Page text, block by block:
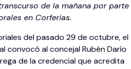
de la mañana por parte
en Corferias.
del pasado 29 de octubre, el
convocó al concejal Rubén Darío
de la credencial que acredita